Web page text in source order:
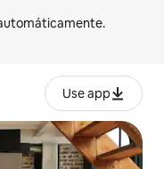
Use app